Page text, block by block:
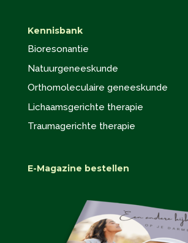
Kennisbank
Bioresonantie
Natuurgeneeskunde
Orthomoleculaire geneeskunde
Lichaamsgerichte therapie
Traumagerichte therapie
E-Magazine bestellen